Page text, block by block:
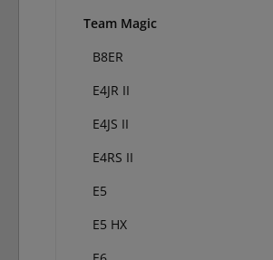
Team Magic
B8ER
E4JR II
E4JS II
E4RS II
E5
E5 HX